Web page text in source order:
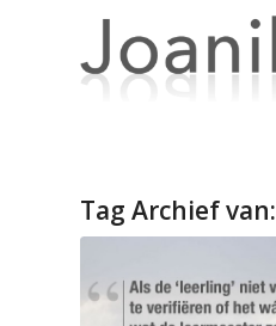
Tag Archief van: